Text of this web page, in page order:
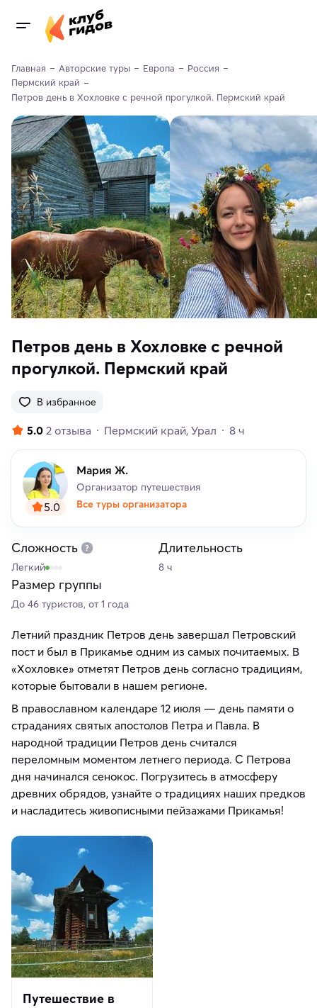
Главная Авторские туры Европа
Россия
Пермский край
Петров день в Хохловке с речной прогулкой. Пермский край
Петров день в Хохловке с речной
прогулкой. Пермский край
В избранное
5.0 2 отзыва Пермский край Урал 8 ч
5.0
Мария Ж.
Организатор путешествия
Все туры организатора
Сложность
Легкий
Длительность
8 ч
Размер группы
До 46 туристов, от 1 года
Летний праздник Петров день завершал Петровский
пост и был в Прикамье одним из самых почитаемых. В
«Хохловке» отметят Петров день согласно традициям,
которые бытовали в нашем регионе.
В православном календаре 12 июля — день памяти о
страданиях святых апостолов Петра и Павла. В
народной традиции Петров день считался
переломным моментом летнего периода. С Петрова
дня начинался сенокос. Погрузитесь в атмосферу
древних обрядов, узнайте о традициях наших предков
и насладитесь живописными пейзажами Прикамья!
Путешествие в